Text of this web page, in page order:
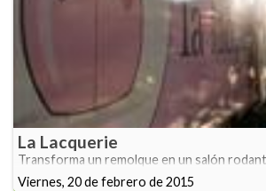
La Lacquerie
Transforma un remolque en un salón
Viernes, 20 de febrero de 2015